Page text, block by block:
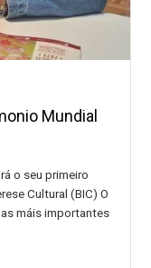
Mundial
o seu primeiro
Cultural (BIC) O
máis importantes